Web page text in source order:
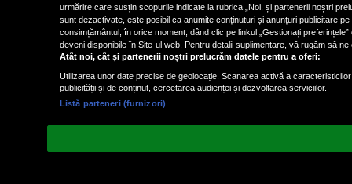
urmărire care susțin scopurile indicate la rubrica „Noi, și partenerii noștri
sunt dezactivate, este posibil ca anumite conținuturi și anunțuri publicitare
consimțământul, în orice moment, dând clic pe linkul „Gestionați
deveni disponibile în Site-ul web. Pentru detalii suplimentare, vă rugăm să
Atât noi, cât și partenerii noștri prelucrăm datele pentru a oferi:
Utilizarea unor date precise de geolocație. Scanarea activă a
publicității și de conținut, cercetarea audienței și dezvoltarea serviciilor.
Listă parteneri (furnizori)